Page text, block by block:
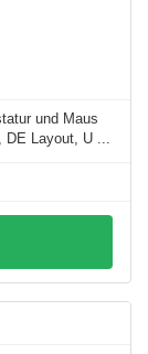
und Maus
Layout, U ...